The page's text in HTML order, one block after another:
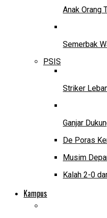
Anak Orang
Semerbak
PSIS
Striker
Ganjar
De Poras
Musim
Kalah 2-0
Kampus